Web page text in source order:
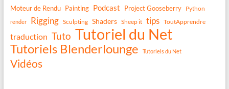
Moteur de Rendu Painting Podcast Project Gooseberry Python
render Rigging Sculpting Shaders Sheep it tips ToutApprendre
traduction Tuto Tutoriel du Net
Tutoriels Blenderlounge Tutoriels du Net
Vidéos